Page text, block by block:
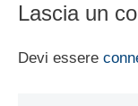
Lascia un
Devi essere